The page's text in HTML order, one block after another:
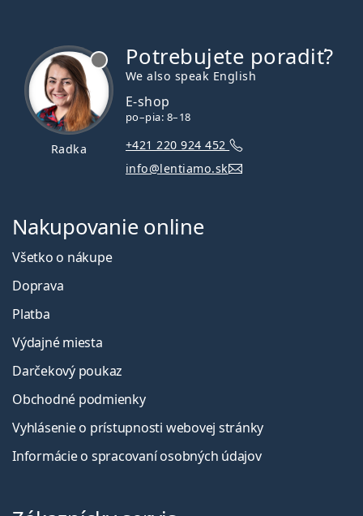
Radka
Potrebujete poradiť?
We also speak English
E-shop
po–pia: 8–18
+421 220 924 452
info@lentiamo.sk
Nakupovanie online
Všetko o nákupe
Doprava
Platba
Výdajné miesta
Darčekový poukaz
Obchodné podmienky
Vyhlásenie o prístupnosti webovej stránky
Informácie o spracovaní osobných údajov